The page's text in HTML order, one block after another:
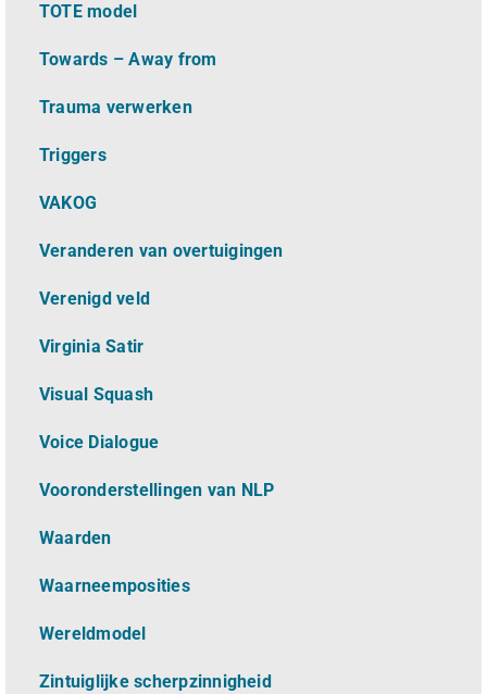
TOTE model
Towards – Away from
Trauma verwerken
Triggers
VAKOG
Veranderen van overtuigingen
Verenigd veld
Virginia Satir
Visual Squash
Voice Dialogue
Vooronderstellingen van NLP
Waarden
Waarneemposities
Wereldmodel
Zintuiglijke scherpzinnigheid